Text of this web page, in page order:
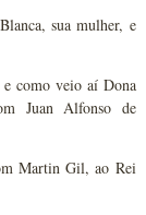
sua mulher, e
como veio aí Dona
Juan Alfonso de
Martin Gil, ao Rei